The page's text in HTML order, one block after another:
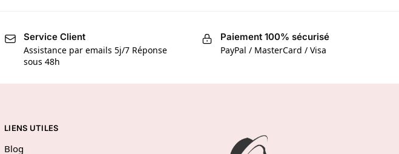
Service Client
Assistance par emails 5j/7 Réponse
sous 48h
Paiement 100% sécurisé
PayPal / MasterCard / Visa
LIENS UTILES
Blog